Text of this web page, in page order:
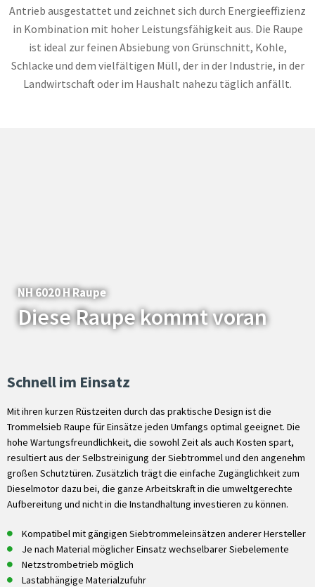
Antrieb ausgestattet und zeichnet sich durch Energieeffizienz
in Kombination mit hoher Leistungsfähigkeit aus. Die Raupe
ist ideal zur feinen Absiebung von Grünschnitt, Kohle,
Schlacke und dem vielfältigen Müll, der in der Industrie, in der
Landwirtschaft oder im Haushalt nahezu täglich anfällt.
NH 6020 H Raupe
Diese Raupe kommt voran
Schnell im Einsatz
Mit ihren kurzen Rüstzeiten durch das praktische Design ist die
Trommelsieb Raupe für Einsätze jeden Umfangs optimal geeignet. Die
hohe Wartungsfreundlichkeit, die sowohl Zeit als auch Kosten spart,
resultiert aus der Selbstreinigung der Siebtrommel und den angenehm
großen Schutztüren. Zusätzlich trägt die einfache Zugänglichkeit zum
Dieselmotor dazu bei, die ganze Arbeitskraft in die umweltgerechte
Aufbereitung und nicht in die Instandhaltung investieren zu können.
Kompatibel mit gängigen Siebtrommeleinsätzen anderer Hersteller
Je nach Material möglicher Einsatz wechselbarer Siebelemente
Netzstrombetrieb möglich
Lastabhängige Materialzufuhr